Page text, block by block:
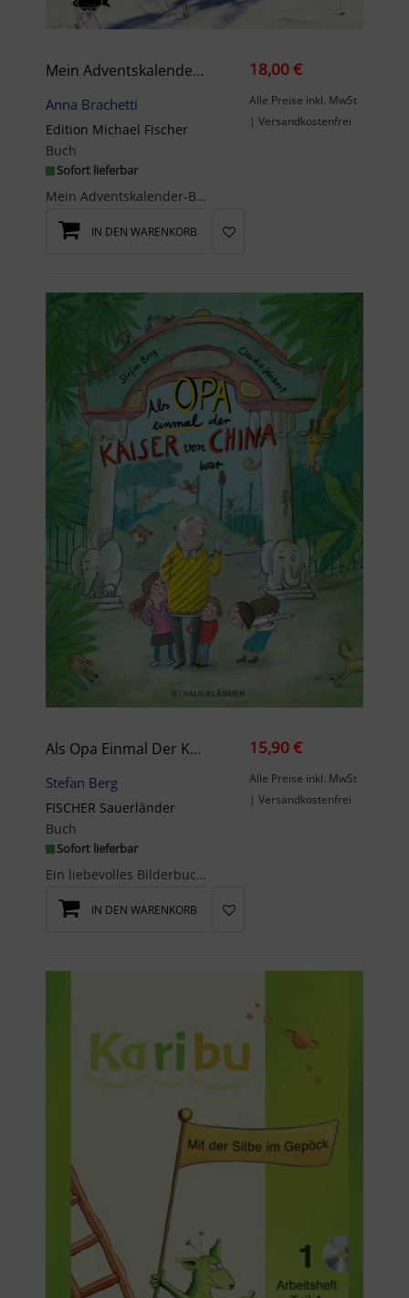
Mein Adventskalender-Buch: Weihnachtsrituale Für Die Seele
Anna Brachetti
Edition Michael Fischer
Buch
Sofort lieferbar
Mein Adventskalender-Buch: Weihnachtsrituale für die Seele24 mal Ankommen, Durchatmen und zu inne...
18,00 €
Alle Preise inkl. MwSt
| Versandkostenfrei
IN DEN WARENKORB
Als Opa Einmal Der Kaiser Von China War
Stefan Berg
FISCHER Sauerländer
Buch
Sofort lieferbar
Ein liebevolles Bilderbuch zum Vorlesen zum Thema Demenz.Opa behauptet, er sei der Kaiser von Chi...
15,90 €
Alle Preise inkl. MwSt
| Versandkostenfrei
IN DEN WARENKORB